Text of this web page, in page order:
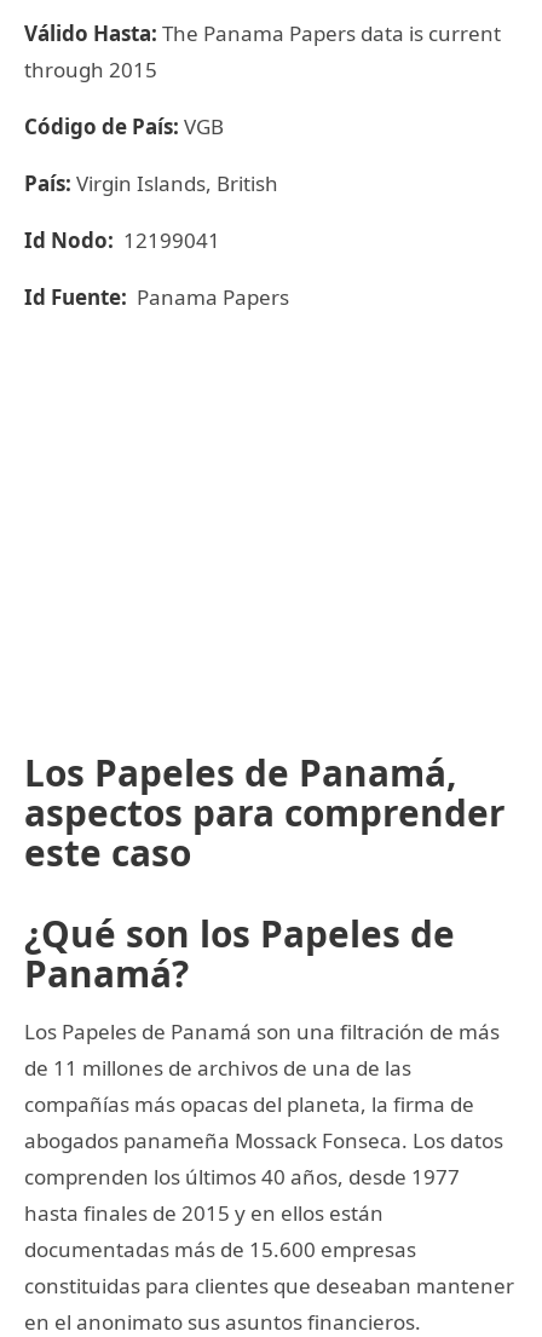
Válido Hasta: The Panama Papers data is current
through 2015
Código de País: VGB
País: Virgin Islands, British
Id Nodo: 12199041
Id Fuente: Panama Papers
Los Papeles de Panamá,
aspectos para comprender
este caso
¿Qué son los Papeles de
Panamá?
Los Papeles de Panamá son una filtración de más
de 11 millones de archivos de una de las
compañías más opacas del planeta, la firma de
abogados panameña Mossack Fonseca. Los datos
comprenden los últimos 40 años, desde 1977
hasta finales de 2015 y en ellos están
documentadas más de 15.600 empresas
constituidas para clientes que deseaban mantener
en el anonimato sus asuntos financieros.